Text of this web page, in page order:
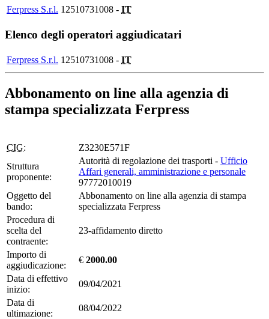
Ferpress S.r.l. 12510731008 - IT
Elenco degli operatori aggiudicatari
Ferpress S.r.l. 12510731008 - IT
Abbonamento on line alla agenzia di
stampa specializzata Ferpress
CIG:
Z3230E571F
Struttura
proponente:
Autorità di regolazione dei trasporti - Ufficio
Affari generali, amministrazione e personale
97772010019
Oggetto del
bando:
Abbonamento on line alla agenzia di stampa
specializzata Ferpress
Procedura di
scelta del
contraente:
23-affidamento diretto
Importo di
aggiudicazione:
€ 2000.00
Data di effettivo
inizio:
09/04/2021
Data di
ultimazione:
08/04/2022